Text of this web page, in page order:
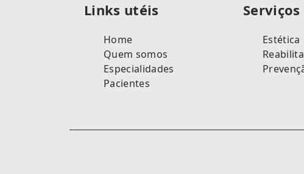
Links utéis
Home
Quem somos
Especialidades
Pacientes
Serviços
Estética